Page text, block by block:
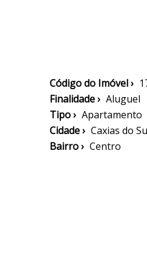
Código do Imóvel ›
Finalidade › Aluguel
Tipo › Apartamento
Cidade › Caxias do
Bairro › Centro